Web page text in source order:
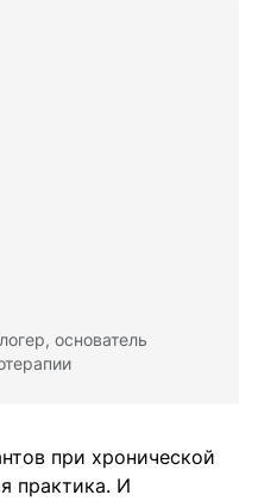
основатель
при хронической
практика. И